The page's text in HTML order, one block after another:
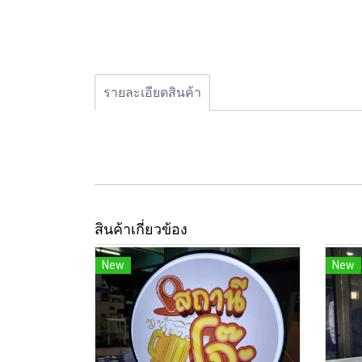
รายละเอียดสินค้า
สินค้าเกี่ยวข้อง
New New